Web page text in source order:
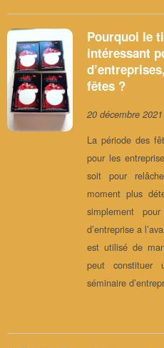
Pourquoi le
intéressant
fêtes ?
20 décembre 2021
La période des
pour les
soit pour
moment plus
simplement
d’entreprise a
est utilisé de
peut constituer
séminaire